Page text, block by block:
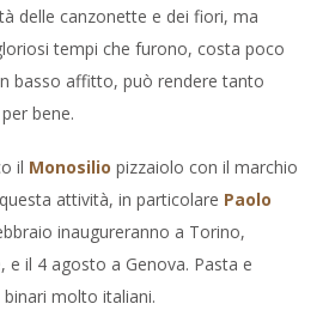
delle canzonette e dei fiori, ma
tempi che furono, costa poco
basso affitto, può rendere tanto
bene.
il Monosilio pizzaiolo con il marchio
attività, in particolare Paolo
inaugureranno a Torino,
e il 4 agosto a Genova. Pasta e
molto italiani.